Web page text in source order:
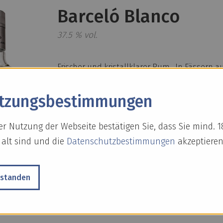
Barceló Blanco
37.5 % vol.
Frischer und kristallklarer Rum. In Fässern
amerikanischer Eiche gereift und durch
um seine kristallklare Farbe zu gewährleisten.
Erhältlich als: 700ml
Nutzung der Webseite bestätigen Sie, dass Sie mind.
alt sind und die Datenschutzbestimmungen